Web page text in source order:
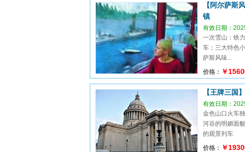
【阿尔萨斯
镇
有效日期：
一次雪山：铁
车；三大特色
萨斯风味...
价格： ￥
【王牌三国
有效日期：
金色山口火车
河谷的明媚面
的观景列车
价格： ￥